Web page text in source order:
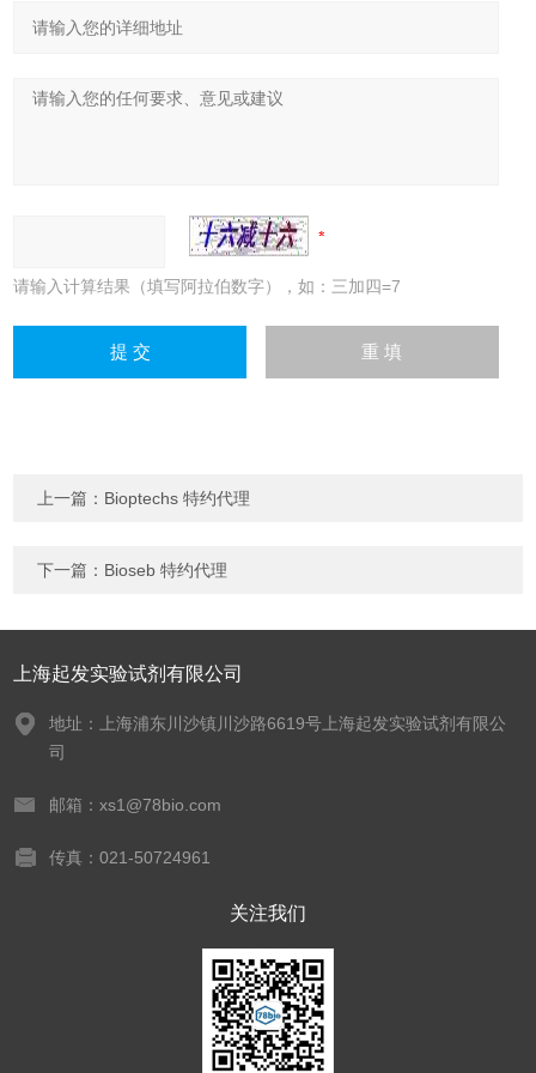
请输入计算结果（填写阿拉伯数字），如：三加四=7
上一篇： Bioptechs 特约代理
下一篇： Bioseb 特约代理
上海起发实验试剂有限公司
地址：上海浦东川沙镇川沙路6619号上海起发实验试剂有限公
司
邮箱：xs1@78bio.com
传真：021-50724961
关注我们